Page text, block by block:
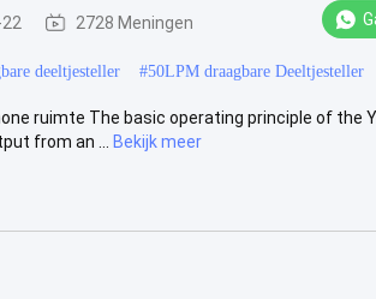
2728 Meningen
deeltjesteller #50LPM draagbare Deeltjesteller
ruimte The basic operating principle of the
from an ...
Bekijk meer